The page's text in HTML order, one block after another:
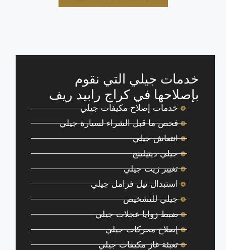
خدمات جيلي التي نقوم
بإصلاحها في كراج رابيد ريف
خدمات إصلاح مكيفات جيلي
فحص ما قبل الشراء لسيارة جيلي
انتعاش جيلي
جيلي ديتيلينج
تغيير زيت جيلي
استبدال تيل فرامل جيلي
جيلي للتشخيص
ضبط زوايا عجلات جيلي
إصلاح محركات جيلي
تعبئة غاز مكيفات جيلي